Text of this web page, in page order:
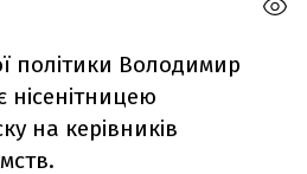
політики Володимир
на керівників